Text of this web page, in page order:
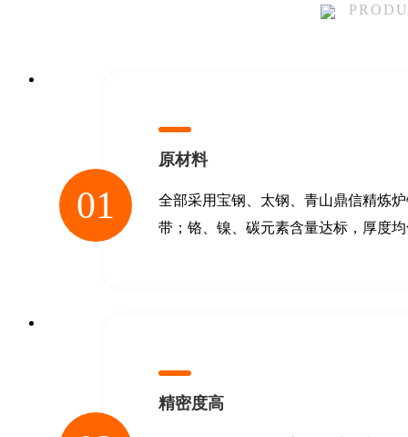
01
原材料
全部采用宝钢、太钢、青山鼎信精炼
带；铬、镍、碳元素含量达标，厚度
精密度高